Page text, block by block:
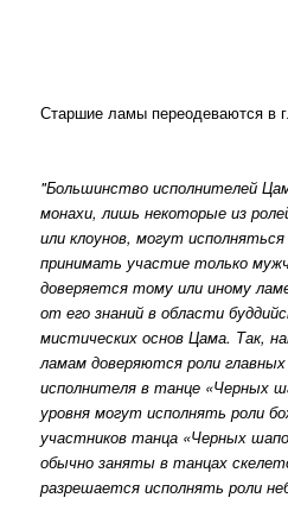
Старшие ламы переодеваются в
"Большинство исполнителей
монахи, лишь некоторые из
или клоунов, могут
принимать участие только
доверяется тому или иному
от его знаний в области
мистических основ Цама. Так,
ламам доверяются роли
исполнителя в танце «Черных
уровня могут исполнять роли
участников танца «Черных
обычно заняты в танцах
разрешается исполнять роли